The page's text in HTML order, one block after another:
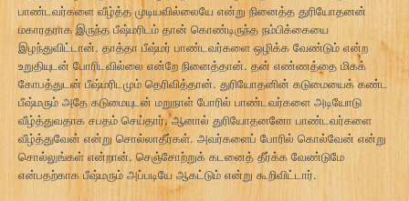
பாண்டவர்களை வீழ்த்த முடியவில்லையே என்று நினைத்த துரியோதனன்
மகாரதராக இருந்த பீஷ்மரிடம் தான் கொண்டிருந்த நம்பிக்கையை
இழந்துவிட்டான். தாத்தா பீஷ்மர் பாண்டவர்களை ஒழிக்க வேண்டும் என்ற
உறுதியுடன் போரிடவில்லை என்றே நினைத்தான். தன் எண்ணத்தை மிகக்
கோபத்துடன் பீஷ்மரிடமும் தெரிவித்தான். துரியோதனின் கடுமையைக் கண்ட
பீஷ்மரும் அதே கடுமையுடன் மறுநாள் போரில் பாண்டவர்களை அடியோடு
வீழ்த்துவதாக சபதம் செய்தார். ஆனால் துரியோதனனோ பாண்டவர்களை
வீழ்த்துவேன் என்று சொல்லாதீர்கள். அவர்களைப் போரில் கொல்வேன் என்று
சொல்லுங்கள் என்றான். செஞ்சோற்றுக் கடனைத் தீர்க்க வேண்டுமே
என்பதற்காக பீஷ்மரும் அப்படியே ஆகட்டும் என்று கூறிவிட்டார்.